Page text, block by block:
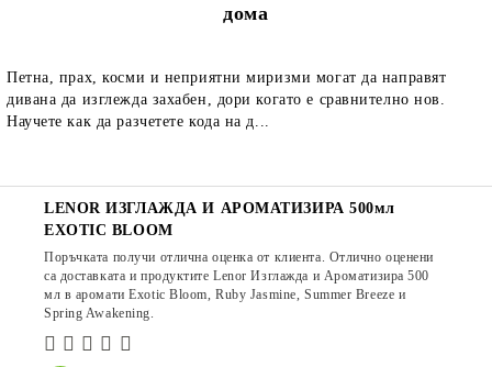
дома
Петна, прах, косми и неприятни миризми могат да направят
дивана да изглежда захабен, дори когато е сравнително нов.
Научете как да разчетете кода на д...
LENOR ИЗГЛАЖДА И АРОМАТИЗИРА 500мл
EXOTIC BLOOM
Поръчката получи отлична оценка от клиента. Отлично оценени
са доставката и продуктите Lenor Изглажда и Ароматизира 500
мл в аромати Exotic Bloom, Ruby Jasmine, Summer Breeze и
Spring Awakening.